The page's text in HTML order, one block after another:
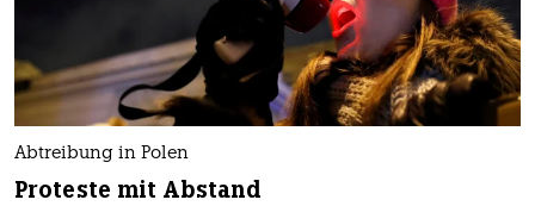
Abtreibung in Polen
Proteste mit Abstand